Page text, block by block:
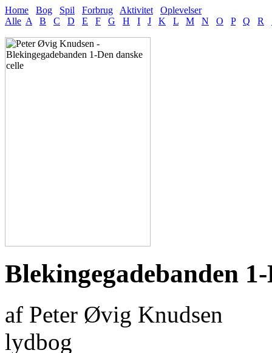
Home Bog Spil Forbrug Aktivitet
Oplevelser
Alle A B C D E F G H I J K L M N O P Q R
Blekingegadebanden
af Peter Øvig Knudsen
lydbog